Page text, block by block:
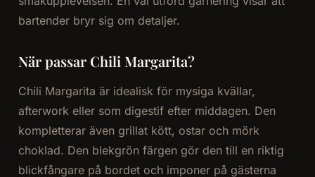
bartender bryr sig om detaljer.
När passar Chili Margarita?
Chili Margarita är idealisk för mysiga kvällar,
afterwork eller som digestif efter middagen. Den
kompletterar även grillat kött, ostar och mörk
choklad. Den blekgrön färgen gör den till en riktig
blickfångare på bordet och imponer på gästerna